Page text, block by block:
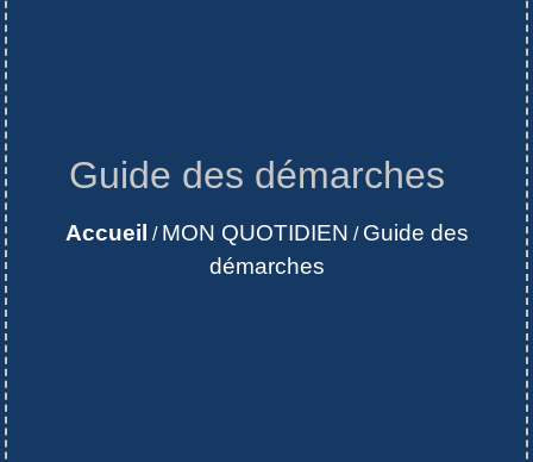
Guide des démarches
Accueil / MON QUOTIDIEN / Guide des
démarches